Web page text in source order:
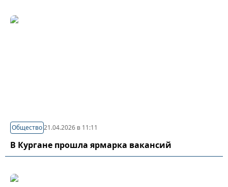
Общество21.04.2026 в 11:11
В Кургане прошла ярмарка вакансий